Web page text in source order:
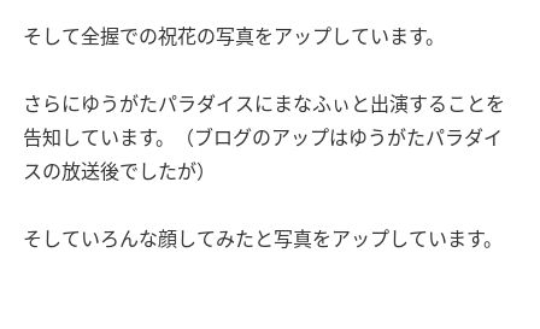
そして全握での祝花の写真をアップしています。
さらにゆうがたパラダイスにまなふぃと出演することを
告知しています。（ブログのアップはゆうがたパラダイ
スの放送後でしたが）
そしていろんな顔してみたと写真をアップしています。